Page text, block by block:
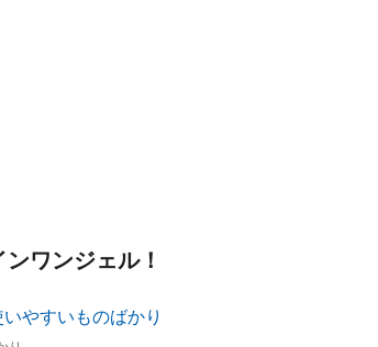
ワンジェル！